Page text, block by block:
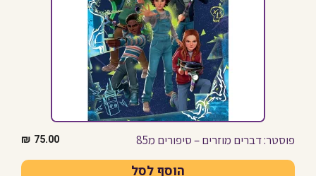
פוסטר: דברים מוזרים – סיפורים מ85 75.00
₪
הוסף לסל